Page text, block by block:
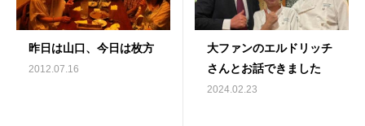
昨日は山口、今日は枚方
2012.07.16
大ファンのエルドリッチ
さんとお話できました
2024.02.23